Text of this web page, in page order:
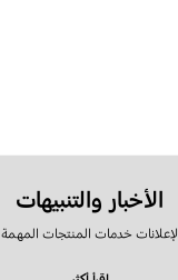
الأخبار والتنبيهات
لإعلانات خدمات المنتجات المهمة